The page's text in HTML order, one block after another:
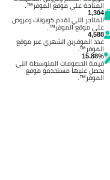
المتاحة على موقع الموفر™.
1,304
المتاجر التي تقدم كوبونات وعروض
على موقع الموفر™.
4,588
عدد الموفرين الشهري عبر موقع
الموفر™.
15.88%
قيمة الخصومات المتوسطة التي
يحصل عليها مستخدمو موقع
الموفر™.